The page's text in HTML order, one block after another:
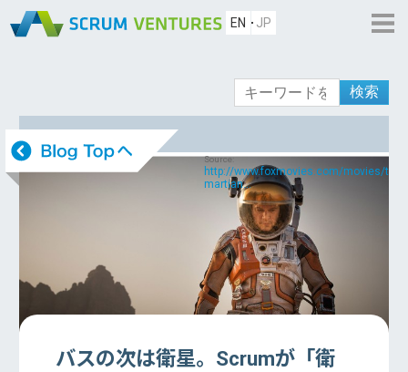
EN JP
検索
Source:
http://www.foxmovies.com/movies/the-
martian...
バスの次は衛星。Scrumが「衛